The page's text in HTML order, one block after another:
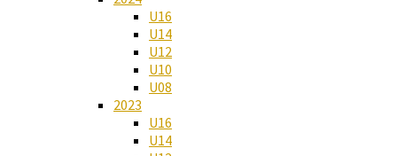
U16
U14
U12
U10
U08
2023
U16
U14